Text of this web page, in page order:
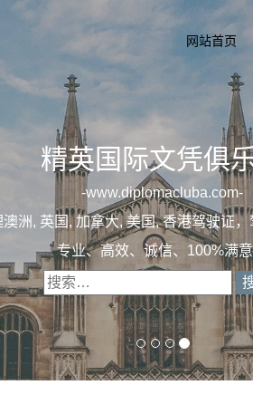
网站首页
精英国际文凭俱
, 英国, 加拿大, 美国, 香港驾驶证
专业定制澳洲、英国、加拿大、美